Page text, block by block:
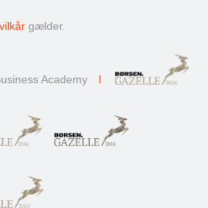
gælder.
Academy I